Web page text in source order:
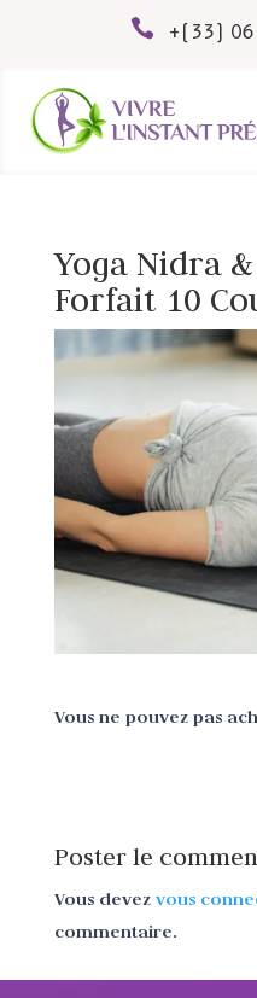
 +(33)
Yoga Nidra
Forfait 10
Vous ne pouvez pas
Poster le
Vous devez vous
commentaire.